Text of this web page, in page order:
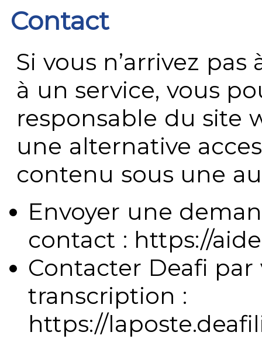
Contact
Si vous n’arrivez
à un service, vous
responsable du site
une alternative
contenu sous une
Envoyer une
contact : https://
Contacter Deafi
transcription :
https://